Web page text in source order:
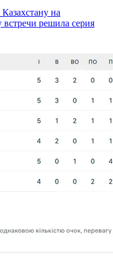
на
решила серия